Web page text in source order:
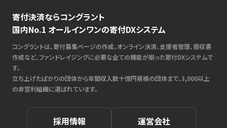
寄付決済ならコングラント
国内No.1 オールインワンの寄付DXシステム
コングラントは、寄付募集ページの作成、オンライン決済、支援者管理、領収書
作成など、ファンドレイジングに必要な全ての機能が揃った寄付DXシステムで
す。
立ち上げたばかりの団体から年間収入数十億円規模の団体まで、3,000以上
の非営利組織に選ばれています。
採用情報 運営会社